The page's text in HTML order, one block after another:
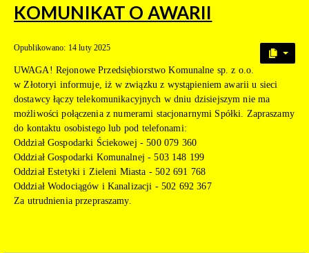
KOMUNIKAT O AWARII
Opublikowano: 14 luty 2025
UWAGA! Rejonowe Przedsiębiorstwo Komunalne sp. z o.o.
w Złotoryi informuje, iż w związku z wystąpieniem awarii u sieci
dostawcy łączy telekomunikacyjnych w dniu dzisiejszym nie ma
możliwości połączenia z numerami stacjonarnymi Spółki. Zapraszamy
do kontaktu osobistego lub pod telefonami:
Oddział Gospodarki Ściekowej - 500 079 360
Oddział Gospodarki Komunalnej - 503 148 199
Oddział Estetyki i Zieleni Miasta - 502 691 768
Oddział Wodociągów i Kanalizacji - 502 692 367
Za utrudnienia przepraszamy.